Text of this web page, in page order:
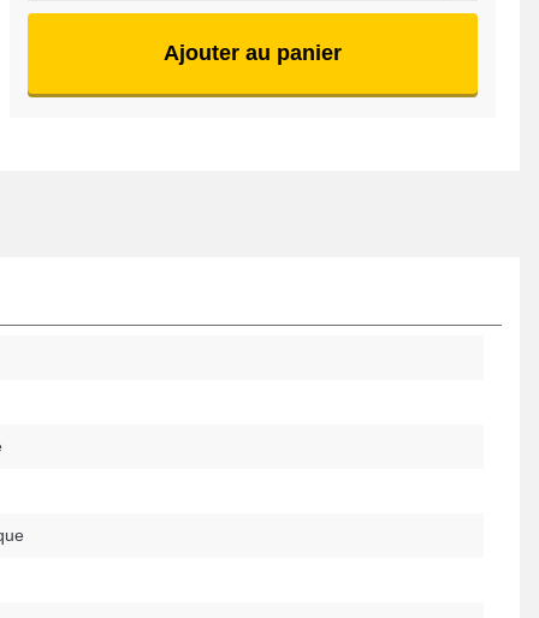
Ajouter au panier